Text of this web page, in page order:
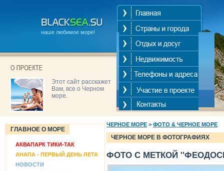
наше любимое море!
Этот сайт расскажет
Вам, все о Черном
море.
ГЛАВНОЕ О МОРЕ
АКВАПАРК ТИКИ-ТАК
АНАПА - ПЕРВЫЙ ДЕНЬ ЛЕТА
НОВОСТИ
ЧЕРНОЕ МОРЕ > ФОТО & ЧЕРНОЕ МОРЕ
ЧЕРНОЕ МОРЕ В ФОТОГРАФИЯХ
ФОТО С МЕТКОЙ